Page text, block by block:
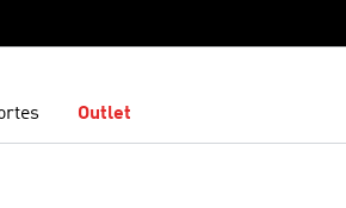
Outlet